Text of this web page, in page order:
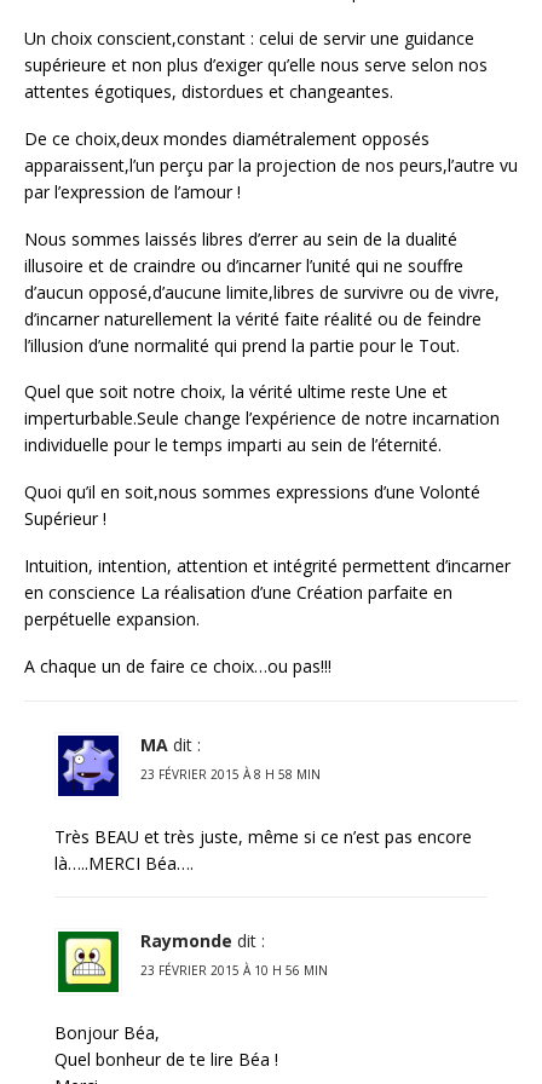
Un choix conscient,constant : celui de servir une guidance
supérieure et non plus d’exiger qu’elle nous serve selon nos
attentes égotiques, distordues et changeantes.
De ce choix,deux mondes diamétralement opposés
apparaissent,l’un perçu par la projection de nos peurs,l’autre vu
par l’expression de l’amour !
Nous sommes laissés libres d’errer au sein de la dualité
illusoire et de craindre ou d’incarner l’unité qui ne souffre
d’aucun opposé,d’aucune limite,libres de survivre ou de vivre,
d’incarner naturellement la vérité faite réalité ou de feindre
l’illusion d’une normalité qui prend la partie pour le Tout.
Quel que soit notre choix, la vérité ultime reste Une et
imperturbable.Seule change l’expérience de notre incarnation
individuelle pour le temps imparti au sein de l’éternité.
Quoi qu’il en soit,nous sommes expressions d’une Volonté
Supérieur !
Intuition, intention, attention et intégrité permettent d’incarner
en conscience La réalisation d’une Création parfaite en
perpétuelle expansion.
A chaque un de faire ce choix…ou pas!!!
MA dit :
23 FÉVRIER 2015 À 8 H 58 MIN
Très BEAU et très juste, même si ce n’est pas encore
là…..MERCI Béa….
Raymonde dit :
23 FÉVRIER 2015 À 10 H 56 MIN
Bonjour Béa,
Quel bonheur de te lire Béa !